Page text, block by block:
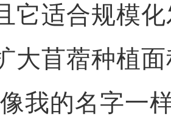
它适合规模
大苜蓿种植
我的名字一